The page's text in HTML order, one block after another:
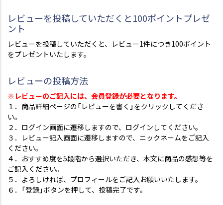
レビューを投稿していただくと100ポイントプレゼ
ント
レビューを投稿していただくと、レビュー1件につき100ポイント
をプレゼントいたします。
レビューの投稿方法
※レビューのご記入には、会員登録が必要となります。
１．商品詳細ページの「レビューを書く」をクリックしてくださ
い。
２．ログイン画面に遷移しますので、ログインしてください。
３．レビュー記入画面に遷移しますので、ニックネームをご記入
ください。
４．おすすめ度を5段階から選択いただき、本文に商品の感想等を
ご記入ください。
５．よろしければ、プロフィールをご記入お願いいたします。
６．「登録」ボタンを押して、投稿完了です。